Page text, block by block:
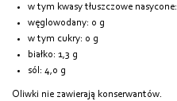
w tym kwasy tłuszczowe
węglowodany: 0 g
w tym cukry: 0 g
białko: 1,3 g
sól: 4,0 g
Oliwki nie zawierają konserwantów.